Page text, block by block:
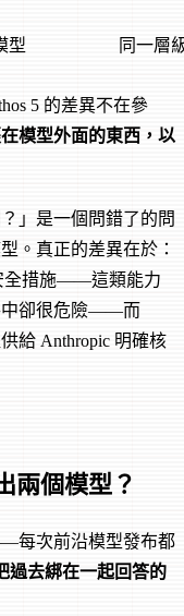
型 同一層
5 的差異不在參
模型外面的東西，以
」是一個問錯了的問
。真正的差異在於：
全措施——這類能力
中卻很危險——而
給 Anthropic 明確核
兩個模型？
每次前沿模型發布都
過去綁在一起回答的